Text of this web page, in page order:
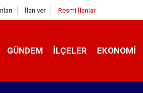
İlan ver Resmi İlanlar
GÜNDEM İLÇELER EKONOMI